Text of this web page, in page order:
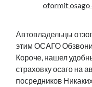
oformit osago
Автовладельцы
этим ОСАГО
Короче, нашел
страховку осаго на
посредников